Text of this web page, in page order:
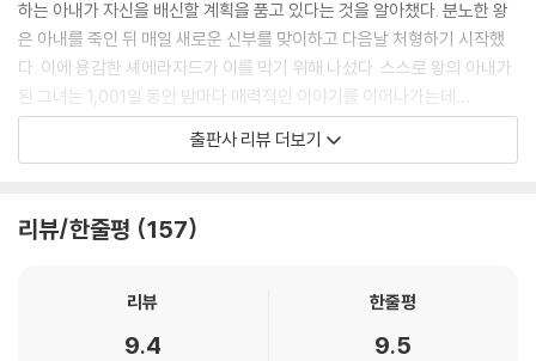
가슴에 단검을 깊이 찔러 죽여 버렸다.
--- 「알리바바와 40인의 도둑」 중에서
처음 100년 동안 갇혀 있으면서 누군가 나를 100년 안에 구해 준다면 부
자로 만들어 주겠다고 맹세했지. 그 다음 100년 동안 갇혀 있을 때에는 나
가 되게 해주고 항상 그의 옆에 머물면서 날마다 세 가지 요청을 들어주겠
없이 죽여 버리겠노라고 맹세했지.
--- 「어부에 관한 이야기」 중에서
하는 아내가 자신을 배신할 계획을 품고 있다는 것을 알아챘다. 분노한 왕
은 아내를 죽인 뒤 매일 새로운 신부를 맞이하고 다음날 처형하기 시작했
다. 이에 용감한 셰에라자드가 이를 막기 위해 나섰다. 스스로 왕의 아내가
된 그녀는 1,001일 동안 밤마다 매력적인 이야기를 이어나가는데…
‘천일야화千一夜話’라고도 불리는 『아라비안 나이트』는 원래 아랍에서
없을 것이다. 그래서 이 책에서는 「알라딘과 요술램프」, 「알리바바와 40인
있는 총 26편의 이야기를 선별하여 담았다. 지니와 요정과 공주와 왕자들
출판사 리뷰 더보기
리뷰/한줄평 157
리뷰
9.4
한줄평
9.5